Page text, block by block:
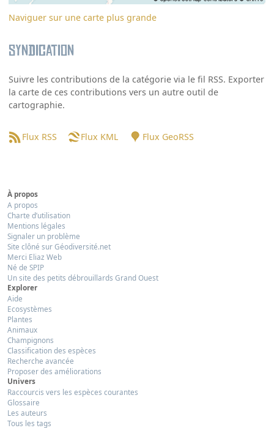
Naviguer sur une carte plus grande
Syndication
Suivre les contributions de la catégorie via le fil RSS. Exporter
la carte de ces contributions vers un autre outil de
cartographie.
Flux RSS Flux KML Flux GeoRSS
À propos
A propos
Charte d’utilisation
Mentions légales
Signaler un problème
Site clôné sur Géodiversité.net
Merci Eliaz Web
Né de SPIP
Un site des petits débrouillards Grand Ouest
Explorer
Aide
Ecosystèmes
Plantes
Animaux
Champignons
Classification des espèces
Recherche avancée
Proposer des améliorations
Univers
Raccourcis vers les espèces courantes
Glossaire
Les auteurs
Tous les tags